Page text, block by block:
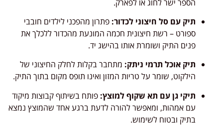
הספר ישר לחוג או לפארק.
תיק עם סל חיצוני לכדור: פתרון מהפכני לילדים חובבי
ספורט – רשת חיצונית חכמה המונעת מהכדור ללכלך את
פנים התיק ושומרת אותו בהישג יד.
תיק אוכל תרמי ניתק: מתחבר בקלות לחלק החיצוני של
הילקוט, שומר על טריות המזון ואינו תופס מקום בתוך התיק.
תיקי גן עם תא שקוף למוצץ: פותח בשיתוף קבוצות מיקוד
עם אמהות, ומאפשר להורה לדעת ברגע אחד שהמוצץ נמצא
בתיק ובטוח לשימוש.